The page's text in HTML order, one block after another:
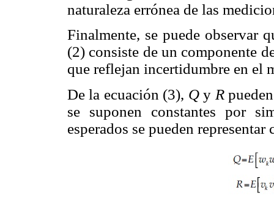
naturaleza errónea de las
Finalmente, se puede observar
(2) consiste de un componente
que reflejan incertidumbre en el
De la ecuación (3), Qy R
se suponen constantes por
esperados se pueden representar